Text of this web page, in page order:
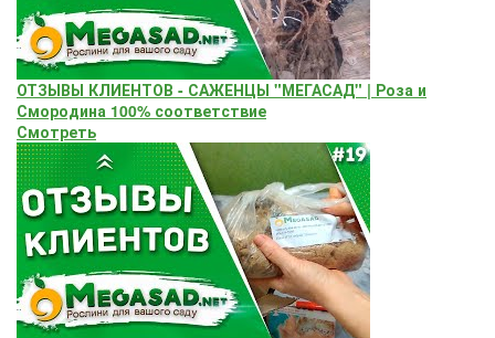
ОТЗЫВЫ КЛИЕНТОВ - САЖЕНЦЫ "МЕГАСАД" | Роза и
Смородина 100% соответствие
Смотреть